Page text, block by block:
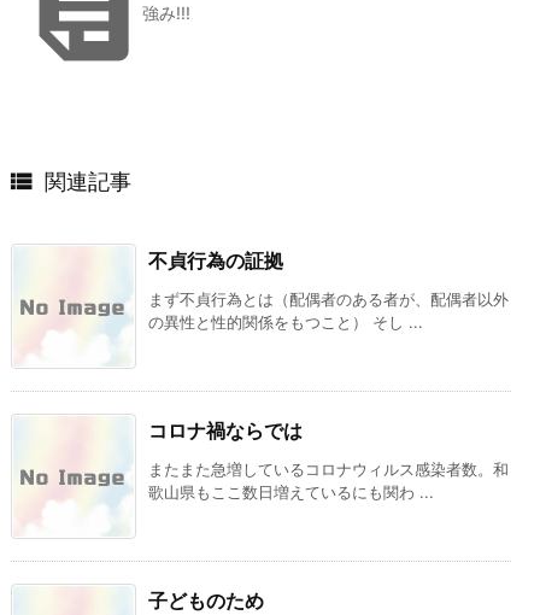
強み!!!
 関連記事
不貞行為の証拠
まず不貞行為とは（配偶者のある者が、配偶者以外
の異性と性的関係をもつこと） そし ...
コロナ禍ならでは
またまた急増しているコロナウィルス感染者数。和
歌山県もここ数日増えているにも関わ ...
子どものため